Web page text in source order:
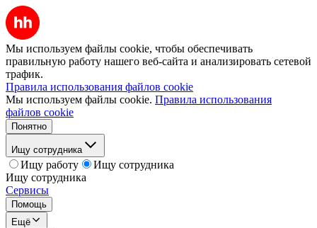
Мы используем файлы cookie, чтобы обеспечивать
правильную работу нашего веб-сайта и анализировать сетевой
трафик.
Правила использования файлов cookie
Мы используем файлы cookie. Правила использования
файлов cookie
Понятно
Ищу сотрудника
Ищу работу
Ищу сотрудника
Ищу сотрудника
Сервисы
Помощь
Ещё